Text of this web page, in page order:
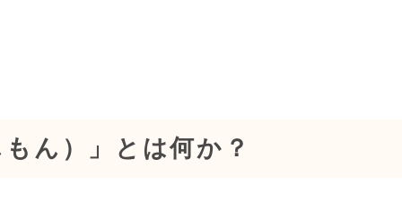
ん）」とは何か？